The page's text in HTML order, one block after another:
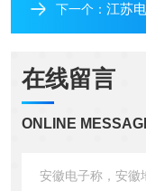
下一个： 江苏
在线留言
ONLINE